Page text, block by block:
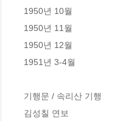
1950년 10월
1950년 11월
1950년 12월
1951년 3-4월
기행문 / 속리산 기행
김성칠 연보